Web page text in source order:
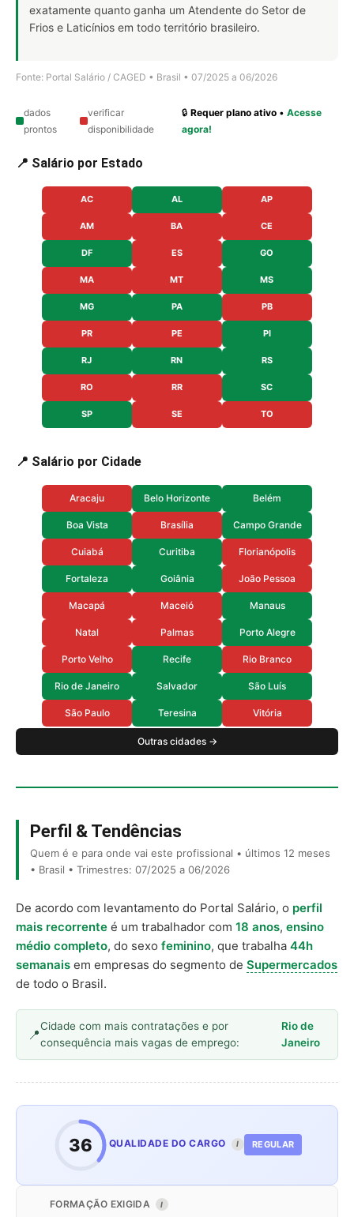
exatamente quanto ganha um Atendente do Setor de
Frios e Laticínios em todo território brasileiro.
Fonte: Portal Salário / CAGED • Brasil • 07/2025 a 06/2026
dados
prontos
verificar
disponibilidade
🔒Requer plano ativo •Acesse
agora!
📍 Salário por Estado
AC AL AP
AM BA CE
DF ES GO
MA MT MS
MG PA PB
PR PE PI
RJ RN RS
RO RR SC
SP SE TO
📍 Salário por Cidade
Aracaju Belo Horizonte Belém
Boa Vista Brasília Campo Grande
Cuiabá Curitiba Florianópolis
Fortaleza Goiânia João Pessoa
Macapá Maceió Manaus
Natal Palmas Porto Alegre
Porto Velho Recife Rio Branco
Rio de Janeiro Salvador São Luís
São Paulo Teresina Vitória
Outras cidades →
Perfil & Tendências
Quem é e para onde vai este profissional • últimos 12 meses
• Brasil • Trimestres: 07/2025 a 06/2026
De acordo com levantamento do Portal Salário, o perfil
mais recorrente é um trabalhador com 18 anos, ensino
médio completo, do sexo feminino, que trabalha 44h
semanais em empresas do segmento de Supermercados
de todo o Brasil.
Cidade com mais contratações e por
consequência mais vagas de emprego:
Rio de
Janeiro
36 QUALIDADE DO CARGO I REGULAR
FORMAÇÃO EXIGIDA I